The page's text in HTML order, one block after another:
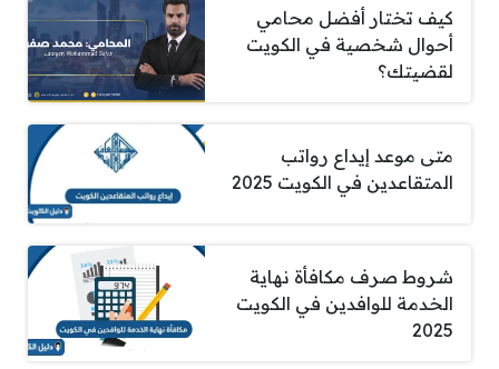
كيف تختار أفضل محامي
أحوال شخصية في الكويت
لقضيتك؟
متى موعد إيداع رواتب
المتقاعدين في الكويت 2025
شروط صرف مكافأة نهاية
الخدمة للوافدين في الكويت
2025